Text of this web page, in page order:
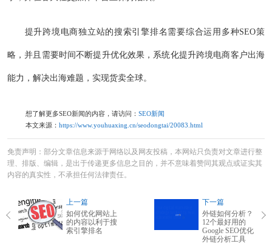
提升跨境电商独立站的搜索引擎排名需要综合运用多种SEO策
略，并且需要时间不断提升优化效果，系统化提升跨境电商客户出海
能力，解决出海难题，实现货卖全球。
想了解更多SEO新闻的内容，请访问： SEO新闻
本文来源： https://www.youhuaxing.cn/seodongtai/20083.html
免责声明：部分文章信息来源于网络以及网友投稿，本网站只负责对文章进行整
理、排版、编辑，是出于传递更多信息之目的，并不意味着赞同其观点或证实其
内容的真实性，不承担任何法律责任。
上一篇
如何优化网站上
的内容以利于搜
索引擎排名
下一篇
外链如何分析？
12个最好用的
Google SEO优化
外链分析工具